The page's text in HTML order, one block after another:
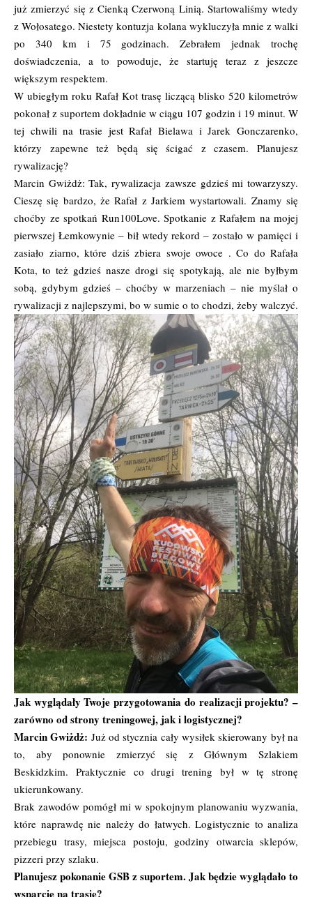
już zmierzyć się z Cienką Czerwoną Linią. Startowaliśmy wtedy
z Wołosatego. Niestety kontuzja kolana wykluczyła mnie z walki
po 340 km i 75 godzinach. Zebrałem jednak trochę
doświadczenia, a to powoduje, że startuję teraz z jeszcze
większym respektem.
W ubiegłym roku Rafał Kot trasę liczącą blisko 520 kilometrów
pokonał z suportem dokładnie w ciągu 107 godzin i 19 minut. W
tej chwili na trasie jest Rafał Bielawa i Jarek Gonczarenko,
którzy zapewne też będą się ścigać z czasem. Planujesz
rywalizację?
Marcin Gwiżdż: Tak, rywalizacja zawsze gdzieś mi towarzyszy.
Cieszę się bardzo, że Rafał z Jarkiem wystartowali. Znamy się
choćby ze spotkań Run100Love. Spotkanie z Rafałem na mojej
pierwszej Łemkowynie – bił wtedy rekord – zostało w pamięci i
zasiało ziarno, które dziś zbiera swoje owoce . Co do Rafała
Kota, to też gdzieś nasze drogi się spotykają, ale nie byłbym
sobą, gdybym gdzieś – choćby w marzeniach – nie myślał o
rywalizacji z najlepszymi, bo w sumie o to chodzi, żeby walczyć.
Jak wyglądały Twoje przygotowania do realizacji projektu? –
zarówno od strony treningowej, jak i logistycznej?
Marcin Gwiżdż: Już od stycznia cały wysiłek skierowany był na
to, aby ponownie zmierzyć się z Głównym Szlakiem
Beskidzkim. Praktycznie co drugi trening był w tę stronę
ukierunkowany.
Brak zawodów pomógł mi w spokojnym planowaniu wyzwania,
które naprawdę nie należy do łatwych. Logistycznie to analiza
przebiegu trasy, miejsca postoju, godziny otwarcia sklepów,
pizzeri przy szlaku.
Planujesz pokonanie GSB z suportem. Jak będzie wyglądało to
wsparcie na trasie?